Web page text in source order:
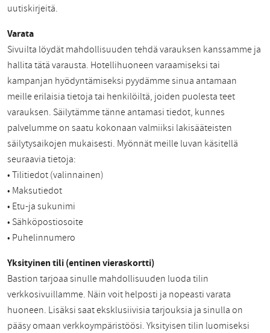
uutiskirjeitä.
Varata
Sivuilta löydät mahdollisuuden tehdä varauksen kanssamme ja
hallita tätä varausta. Hotellihuoneen varaamiseksi tai
kampanjan hyödyntämiseksi pyydämme sinua antamaan
meille erilaisia tietoja tai henkilöiltä, joiden puolesta teet
varauksen. Säilytämme tänne antamasi tiedot, kunnes
palvelumme on saatu kokonaan valmiiksi lakisääteisten
säilytysaikojen mukaisesti. Myönnät meille luvan käsitellä
seuraavia tietoja:
• Tilitiedot (valinnainen)
• Maksutiedot
• Etu-ja sukunimi
• Sähköpostiosoite
• Puhelinnumero
Yksityinen tili (entinen vieraskortti)
Bastion tarjoaa sinulle mahdollisuuden luoda tilin
verkkosivuillamme. Näin voit helposti ja nopeasti varata
huoneen. Lisäksi saat eksklusiivisia tarjouksia ja sinulla on
pääsy omaan verkkoympäristöösi. Yksityisen tilin luomiseksi